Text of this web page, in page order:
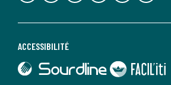
ACCESSIBILITÉ
lien vers Sourdline
lien vers Faciliti